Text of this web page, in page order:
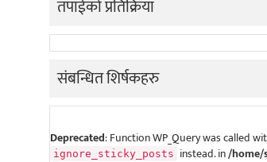
तपाईको प्रतिक्रिया
संबन्धित शिर्षकहरु
Deprecated: Function WP_Query was called
ignore_sticky_posts instead. in/home/